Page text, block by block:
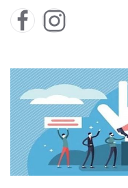
Skip to main content